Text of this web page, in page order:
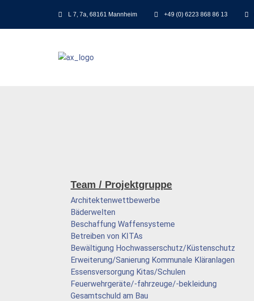
L 7, 7a, 68161 Mannheim +49 (0) 6223 868 86 13
Team / Projektgruppe
Architektenwettbewerbe
Bäderwelten
Beschaffung Waffensysteme
Betreiben von KITAs
Bewältigung Hochwasserschutz/Küstenschutz
Erweiterung/Sanierung Kommunale Kläranlagen
Essensversorgung Kitas/Schulen
Feuerwehrgeräte/-fahrzeuge/-bekleidung
Gesamtschuld am Bau